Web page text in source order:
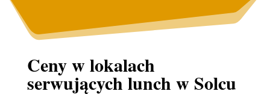
Ceny w lokalach
serwujących lunch w Solcu